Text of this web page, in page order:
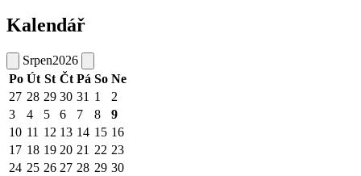
Kalendář
Srpen2026
Po Út St Čt Pá So Ne
27 28 29 30 31 1
2
3
4 5 6 7 8
9
10 11 12 13 14 15 16
17 18 19 20 21 22 23
24 25 26 27 28 29 30